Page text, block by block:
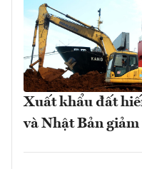
Xuất khẩu đất
và Nhật Bản